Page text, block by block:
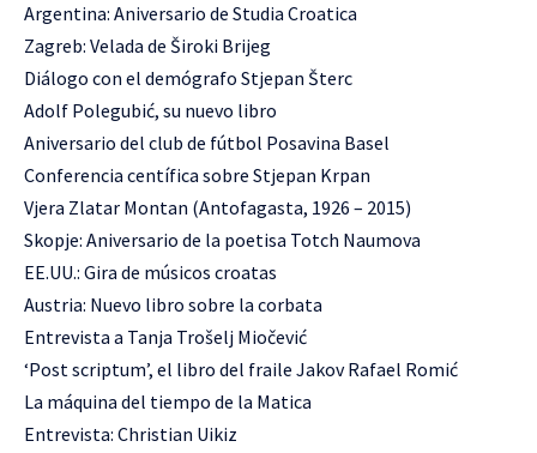
Argentina: Aniversario de Studia Croatica
Zagreb: Velada de Široki Brijeg
Diálogo con el demógrafo Stjepan Šterc
Adolf Polegubić, su nuevo libro
Aniversario del club de fútbol Posavina Basel
Conferencia centífica sobre Stjepan Krpan
Vjera Zlatar Montan (Antofagasta, 1926 – 2015)
Skopje: Aniversario de la poetisa Totch Naumova
EE.UU.: Gira de músicos croatas
Austria: Nuevo libro sobre la corbata
Entrevista a Tanja Trošelj Miočević
‘Post scriptum’, el libro del fraile Jakov Rafael Romić
La máquina del tiempo de la Matica
Entrevista: Christian Uikiz